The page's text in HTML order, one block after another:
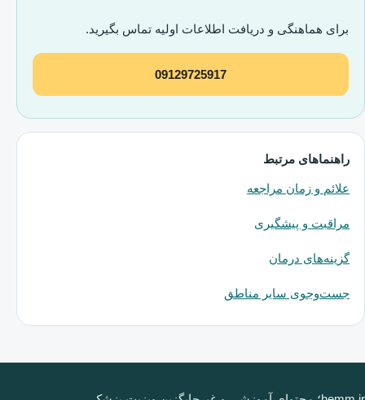
برای هماهنگی و دریافت اطلاعات اولیه تماس بگیرید.
09129725917
راهنماهای مرتبط
علائم و زمان مراجعه
مراقبت و پیشگیری
گزینه‌های درمان
جست‌وجوی سایر مناطق